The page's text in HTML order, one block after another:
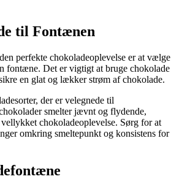
til Fontænen
perfekte chokoladeoplevelse er at vælge
fontæne. Det er vigtigt at bruge chokolade
en glat og lækker strøm af chokolade.
der er velegnede til
smelter jævnt og flydende,
chokoladeoplevelse. Sørg for at
omkring smeltepunkt og konsistens for